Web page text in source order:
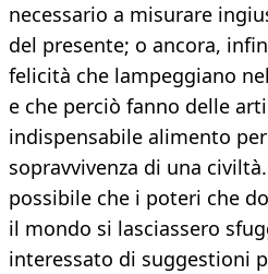
necessario a misurare
del presente; o ancora,
felicità che lampeggiano
e che perciò fanno delle
indispensabile alimento
sopravvivenza di una
possibile che i poteri che
il mondo si lasciassero
interessato di suggestioni